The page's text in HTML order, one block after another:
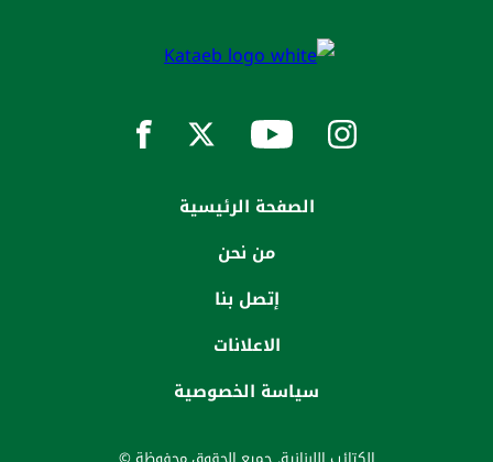
الصفحة الرئيسية
من نحن
إتصل بنا
الاعلانات
سياسة الخصوصية